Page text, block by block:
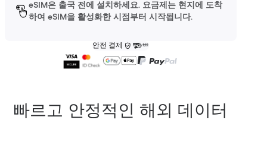
eSIM은 출국 전에 설치하세요. 요금제는 현지에 도착
하여 eSIM을 활성화한 시점부터 시작됩니다.
안전 결제
빠르고 안정적인 해외 데이터